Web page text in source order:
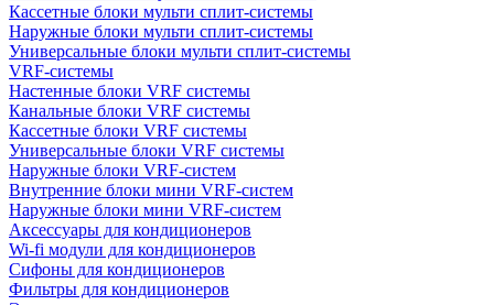
Кассетные блоки мульти сплит-системы
Наружные блоки мульти сплит-системы
Универсальные блоки мульти сплит-системы
VRF-системы
Настенные блоки VRF системы
Канальные блоки VRF системы
Кассетные блоки VRF системы
Универсальные блоки VRF системы
Наружные блоки VRF-систем
Внутренние блоки мини VRF-систем
Наружные блоки мини VRF-систем
Аксессуары для кондиционеров
Wi-fi модули для кондиционеров
Сифоны для кондиционеров
Фильтры для кондиционеров